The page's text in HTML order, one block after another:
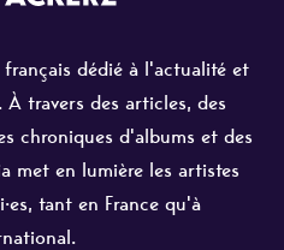
dédié à l'actualité et
travers des articles, des
chroniques d'albums et des
met en lumière les artistes
tant en France qu'à